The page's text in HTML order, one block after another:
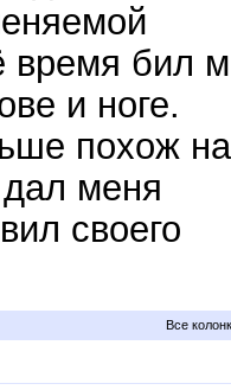
время бил
и ноге.
похож на
меня
своего
Все